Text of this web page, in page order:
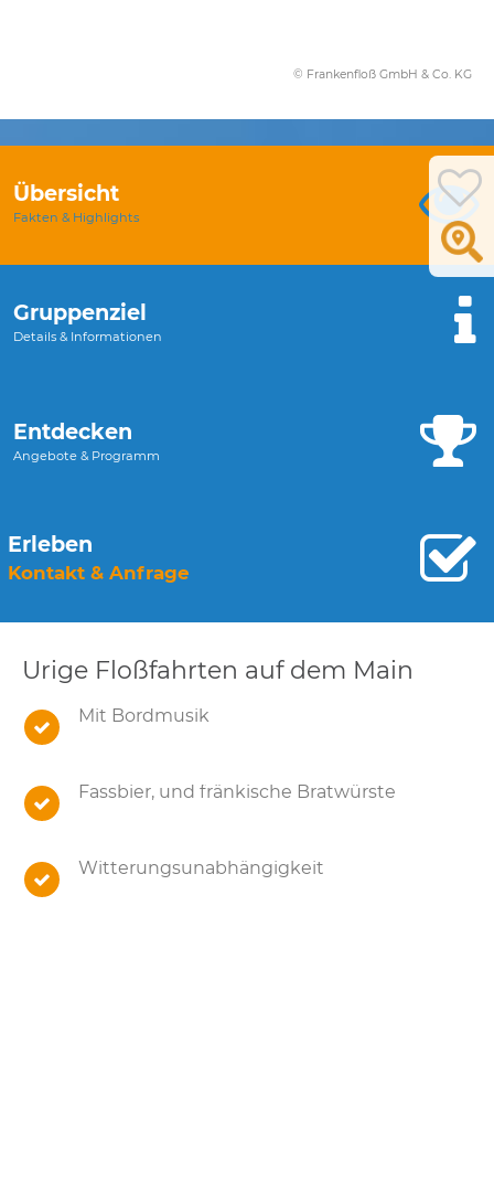
© Frankenfloß GmbH & Co. KG
Übersicht
Fakten & Highlights
Gruppenziel
Details & Informationen
Entdecken
Angebote & Programm
Erleben
Kontakt & Anfrage
Urige Floßfahrten auf dem Main
Mit Bordmusik
Fassbier, und fränkische Bratwürste
Witterungsunabhängigkeit